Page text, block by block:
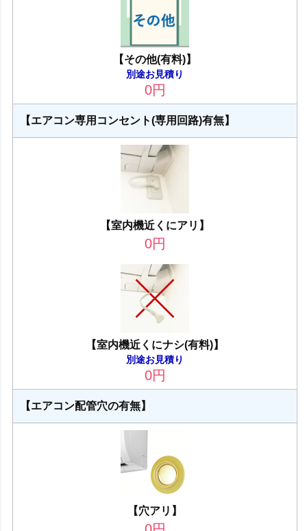
【その他(有料)】
別途お見積り
0円
【エアコン専用コンセント(専用回路)有無】
【室内機近くにアリ】
0円
【室内機近くにナシ(有料)】
別途お見積り
0円
【エアコン配管穴の有無】
【穴アリ】